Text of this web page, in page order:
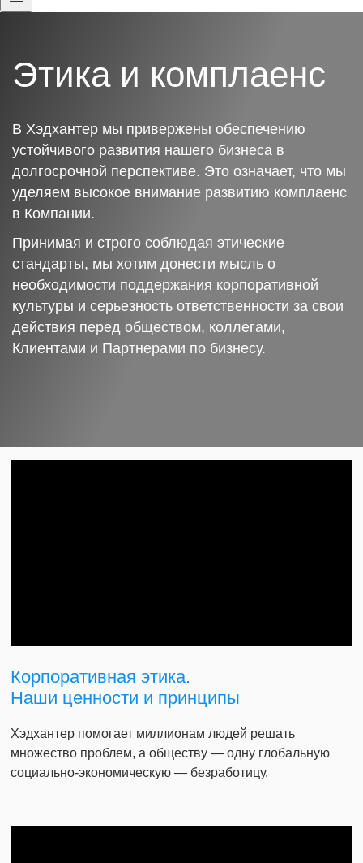
Этика и комплаенс
В Хэдхантер мы привержены обеспечению
устойчивого развития нашего бизнеса в
долгосрочной перспективе. Это означает, что мы
уделяем высокое внимание развитию комплаенс
в Компании.
Принимая и строго соблюдая этические
стандарты, мы хотим донести мысль о
необходимости поддержания корпоративной
культуры и серьезность ответственности за свои
действия перед обществом, коллегами,
Клиентами и Партнерами по бизнесу.
Корпоративная этика.
Наши ценности и принципы
Хэдхантер помогает миллионам людей решать
множество проблем, а обществу — одну глобальную
социально-экономическую — безработицу.